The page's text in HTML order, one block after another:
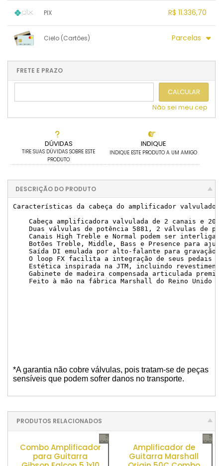
DÚVIDAS
TIRE SUAS DÚVIDAS SOBRE ESTE
PRODUTO
INDIQUE
INDIQUE ESTE PRODUTO A UM AMIGO
PIX R$ 11.336,70
.
Cielo (Cartões) Parcelas
2x sem juros de R$ 6.095,00
3x sem juros de R$ 4.063,33
5x sem juros de R$ 2.438,00
6x sem juros de R$ 2.031,67
9x sem juros de R$ 1.354,44
10x sem juros de R$ 1.219,00
.
.
FRETE E PRAZO
CALCULAR
Não sei meu cep
DESCRIÇÃO DO PRODUTO
Características da cabeça do amplificador valvulado
Cabeça amplificadora valvulada de 2 canais e 20
Duas válvulas de potência 5881, 2 válvulas de
Canais High Treble e Normal podem ser
Botões Treble, Middle, Bass e Presence para
Saída DI emulada por alto-falante para gravação
O loop FX facilita a integração de seus pedais
Estética inspirada na JTM, incluindo
Gabinete de madeira compensada articulada
    Feito à mão na fábrica Marshall do Reino Unido
*A garantia não cobre válvulas, pois tratam-se de peças
sensíveis que podem sofrer danos no transporte.
PRODUTOS RELACIONADOS
Combo Amplificador
para Guitarra
Amplificador de
Guitarra Marshall